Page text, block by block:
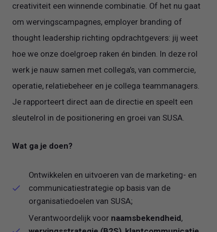
creativiteit een winnende combinatie. Of het nu gaat
om wervingscampagnes, employer branding of
thought leadership richting opdrachtgevers: jij weet
hoe we onze doelgroep raken én binden. In deze rol
werk je nauw samen met collega’s, van commercie,
operatie, relatiebeheer en je collega teammanagers.
Je rapporteert direct aan de directie en speelt een
sleutelrol in de positionering en groei van SUSA.
Wat ga je doen?
Ontwikkelen en uitvoeren van de marketing- en
communicatiestrategie op basis van de
organisatiedoelen van SUSA;
Verantwoordelijk voor naamsbekendheid,